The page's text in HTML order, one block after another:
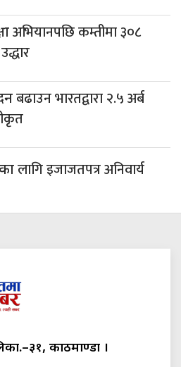
अभियानपछि कम्तीमा ३०८
बढाउन भारतद्वारा २.५ अर्ब
लागि इजाजतपत्र अनिवार्य
काठमाण्डौं ।